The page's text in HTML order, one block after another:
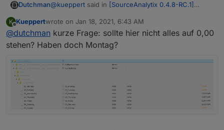
Dutchman@kueppert said in [SourceAnalytix 0.4.8-RC.1]
@pete0815 wie kommst du an die 16? Ich hab
jetzt 3mal neu installiert (Katze Git; Katze
beliebig und oben der Link im 1. Post) - immer
die 15er bekommen...
warten auf die 17 :)
Unregelmäßigkeiten bemerkt n bestimmten
Situationen die möchten ich erst ausschließen :)
K
Offline
Kueppertwrote on Jan 18, 2021, 6:43 AM
last edited by
@dutchman kurze Frage: sollte hier nicht alles auf 0,00
stehen? Haben doch Montag?